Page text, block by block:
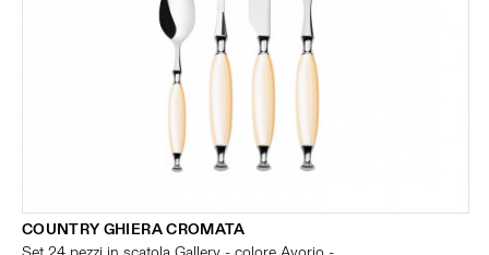
COUNTRY GHIERA CROMATA